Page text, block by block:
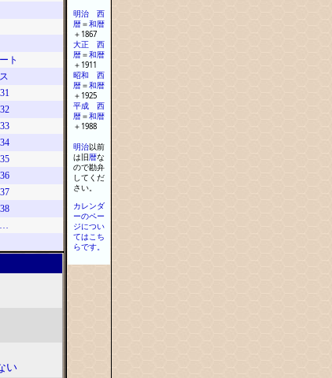
ト
…
い
明治
西
暦＝和暦
＋ 1867
大正
西
暦＝和暦
＋ 1911
昭和
西
暦＝和暦
＋ 1925
平成
西
暦＝和暦
＋ 1988
明治以前
は旧暦な
ので勘弁
してくだ
さい。
カレンダ
ーのペー
ジについ
てはこち
らです。